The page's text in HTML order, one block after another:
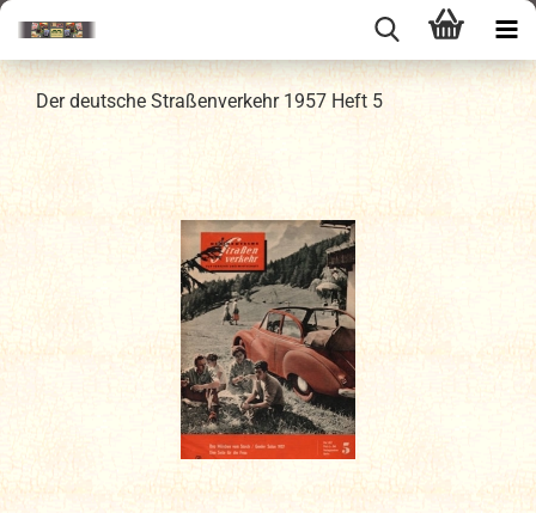
Der deutsche Straßenverkehr 1957 Heft 5